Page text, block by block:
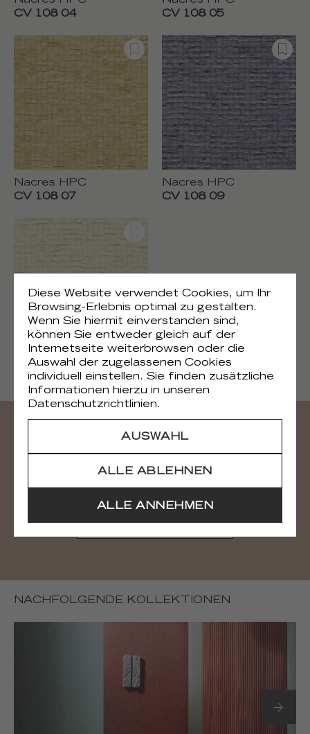
CV 108 04
CV 108 05
Nacres HPC
CV 108 07
Nacres HPC
CV 108 09
Nacres HPC
CV 108 20
Brauchen Sie alle Bilder?
HERUNTERLADEN
NACHFOLGENDE KOLLEKTIONEN
Diese Website verwendet Cookies, um Ihr
Browsing-Erlebnis optimal zu gestalten.
Wenn Sie hiermit einverstanden sind,
können Sie entweder gleich auf der
Internetseite weiterbrowsen oder die
Auswahl der zugelassenen Cookies
individuell einstellen. Sie finden zusätzliche
Informationen hierzu in unseren
Datenschutzrichtlinien.
AUSWAHL
ALLE ABLEHNEN
ALLE ANNEHMEN